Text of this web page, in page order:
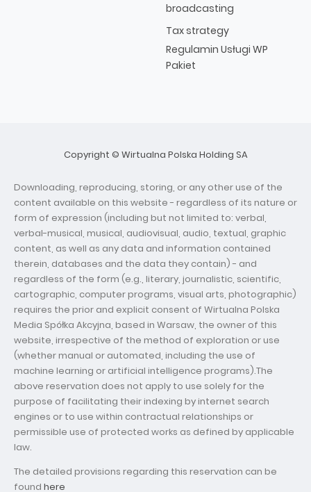
broadcasting
Tax strategy
Regulamin Usługi WP
Pakiet
Copyright © Wirtualna Polska Holding SA
Downloading, reproducing, storing, or any other use of the
content available on this website - regardless of its nature or
form of expression (including but not limited to: verbal,
verbal-musical, musical, audiovisual, audio, textual, graphic
content, as well as any data and information contained
therein, databases and the data they contain) - and
regardless of the form (e.g., literary, journalistic, scientific,
cartographic, computer programs, visual arts, photographic)
requires the prior and explicit consent of Wirtualna Polska
Media Spółka Akcyjna, based in Warsaw, the owner of this
website, irrespective of the method of exploration or use
(whether manual or automated, including the use of
machine learning or artificial intelligence programs).The
above reservation does not apply to use solely for the
purpose of facilitating their indexing by internet search
engines or to use within contractual relationships or
permissible use of protected works as defined by applicable
law.
The detailed provisions regarding this reservation can be
found here